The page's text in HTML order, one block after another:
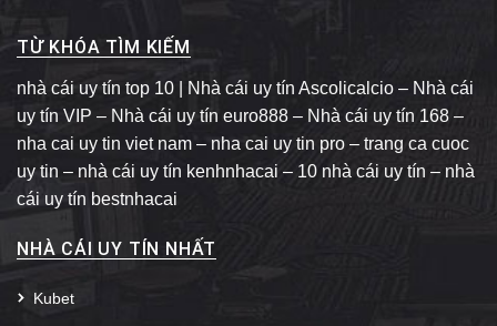
TỪ KHÓA TÌM KIẾM
nhà cái uy tín top 10 | Nhà cái uy tín Ascolicalcio – Nhà cái
uy tín VIP – Nhà cái uy tín euro888 – Nhà cái uy tín 168 –
nha cai uy tin viet nam – nha cai uy tin pro – trang ca cuoc
uy tin – nhà cái uy tín kenhnhacai – 10 nhà cái uy tín – nhà
cái uy tín bestnhacai
NHÀ CÁI UY TÍN NHẤT
Kubet